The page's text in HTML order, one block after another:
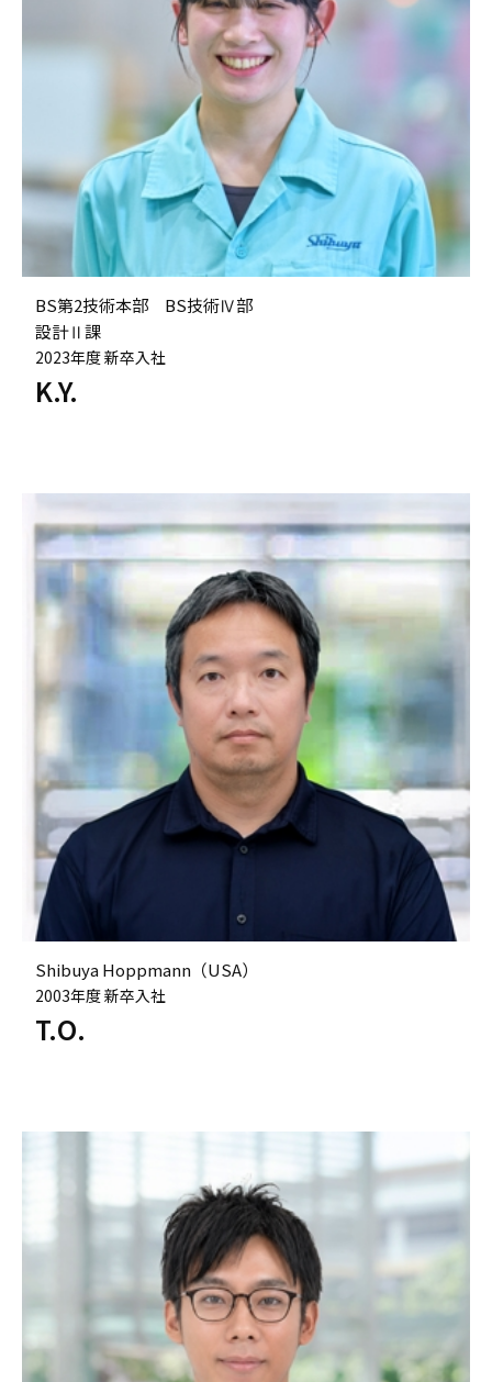
BS第2技術本部 BS技術Ⅳ部
設計Ⅱ課
2023年度 新卒入社
K.Y.
Shibuya Hoppmann（USA）
2003年度 新卒入社
T.O.